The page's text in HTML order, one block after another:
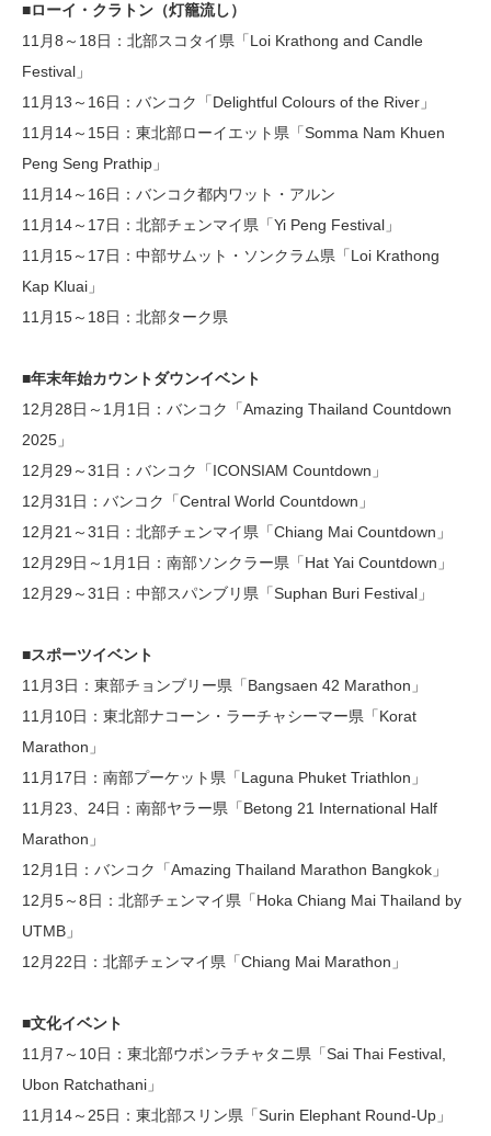
■ローイ・クラトン（灯籠流し）
11月8～18日：北部スコタイ県「Loi Krathong and Candle
Festival」
11月13～16日：バンコク「Delightful Colours of the River」
11月14～15日：東北部ローイエット県「Somma Nam Khuen
Peng Seng Prathip」
11月14～16日：バンコク都内ワット・アルン
11月14～17日：北部チェンマイ県「Yi Peng Festival」
11月15～17日：中部サムット・ソンクラム県「Loi Krathong
Kap Kluai」
11月15～18日：北部ターク県
■年末年始カウントダウンイベント
12月28日～1月1日：バンコク「Amazing Thailand Countdown
2025」
12月29～31日：バンコク「ICONSIAM Countdown」
12月31日：バンコク「Central World Countdown」
12月21～31日：北部チェンマイ県「Chiang Mai Countdown」
12月29日～1月1日：南部ソンクラー県「Hat Yai Countdown」
12月29～31日：中部スパンブリ県「Suphan Buri Festival」
■スポーツイベント
11月3日：東部チョンブリー県「Bangsaen 42 Marathon」
11月10日：東北部ナコーン・ラーチャシーマー県「Korat
Marathon」
11月17日：南部プーケット県「Laguna Phuket Triathlon」
11月23、24日：南部ヤラー県「Betong 21 International Half
Marathon」
12月1日：バンコク「Amazing Thailand Marathon Bangkok」
12月5～8日：北部チェンマイ県「Hoka Chiang Mai Thailand by
UTMB」
12月22日：北部チェンマイ県「Chiang Mai Marathon」
■文化イベント
11月7～10日：東北部ウボンラチャタニ県「Sai Thai Festival,
Ubon Ratchathani」
11月14～25日：東北部スリン県「Surin Elephant Round-Up」